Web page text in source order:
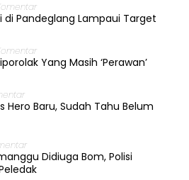
di Pandeglang Lampaui Target
Yang Masih ‘Perawan’
Hero Baru, Sudah Tahu Belum
Didiuga Bom, Polisi